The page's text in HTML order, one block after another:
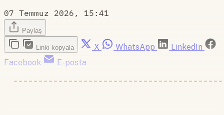
07 Temmuz 2026, 15:41
Paylaş
Linki kopyala X WhatsApp
LinkedIn
Facebook
E-posta